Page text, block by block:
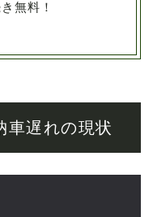
無料！
車遅れの現状